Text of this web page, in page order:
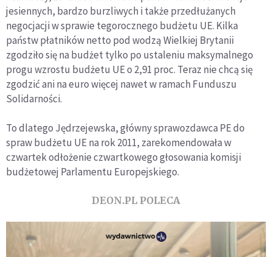
jesiennych, bardzo burzliwych i także przedłużanych
negocjacji w sprawie tegorocznego budżetu UE. Kilka
państw płatników netto pod wodzą Wielkiej Brytanii
zgodziło się na budżet tylko po ustaleniu maksymalnego
progu wzrostu budżetu UE o 2,91 proc. Teraz nie chcą się
zgodzić ani na euro więcej nawet w ramach Funduszu
Solidarności.
To dlatego Jędrzejewska, główny sprawozdawca PE do
spraw budżetu UE na rok 2011, zarekomendowała w
czwartek odłożenie czwartkowego głosowania komisji
budżetowej Parlamentu Europejskiego.
DEON.PL POLECA